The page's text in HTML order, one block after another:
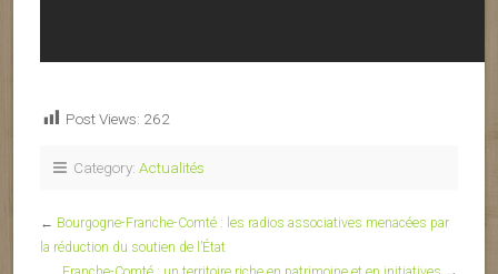
Post Views: 262
Category: Actualités
← Bourgogne-Franche-Comté : les radios associatives menacées par
la réduction du soutien de l’État